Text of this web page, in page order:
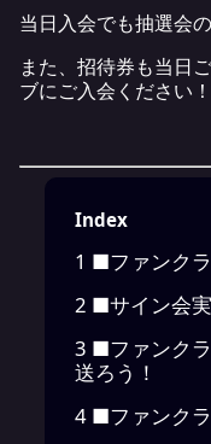
当日入会でも抽選会
また、招待券も当日
ブにご入会ください！
Index
1 ■ファンク
2 ■サイン会実
3 ■ファンク
送ろう！
4 ■ファンク